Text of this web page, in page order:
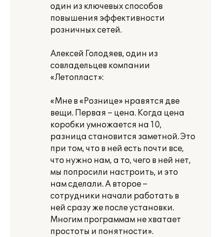
один из ключевых способов
повышения эффективности
розничных сетей.
Алексей Голодяев, один из
совладельцев компании
«Летопласт»:
«Мне в «Рознице» нравятся две
вещи. Первая – цена. Когда цена
коробки умножается на 10,
разница становится заметной. Это
при том, что в ней есть почти все,
что нужно нам, а то, чего в ней нет,
мы попросили настроить, и это
нам сделали. А второе –
сотрудники начали работать в
ней сразу же после установки.
Многим программам не хватает
простоты и понятности».